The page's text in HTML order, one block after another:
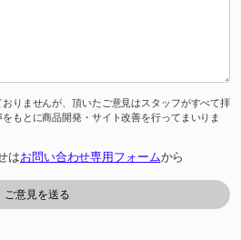
りませんが、頂いたご意見はスタッフがすべて拝
もとに商品開発・サイト改善を行ってまいりま
はお問い合わせ専用フォームから